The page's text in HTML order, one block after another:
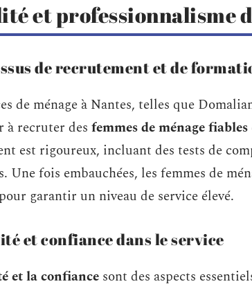
et professionnalisme
de recrutement et de
de ménage à Nantes, telles que
à recruter des femmes de ménage fiables
est rigoureux, incluant des tests de
Une fois embauchées, les femmes de
garantir un niveau de service élevé.
et confiance dans le service
et la confiance sont des aspects